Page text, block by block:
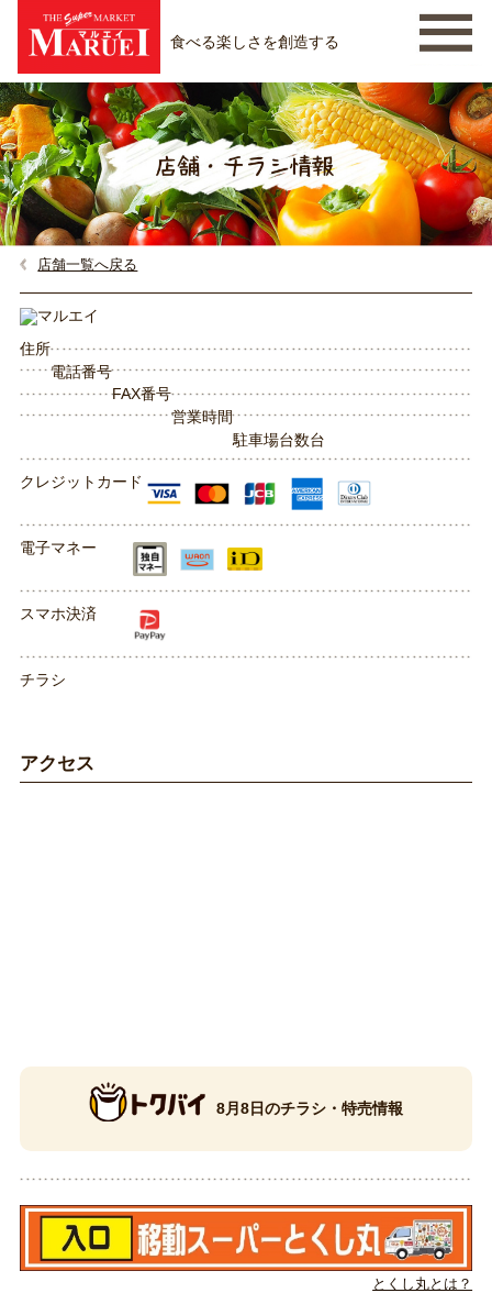
食べる楽しさを創造する
店舗一覧へ戻る
住所
電話番号
FAX番号
営業時間
駐車場台数台
クレジットカード
電子マネー
スマホ決済
チラシ
アクセス
8月8日のチラシ・特売情報
とくし丸とは？